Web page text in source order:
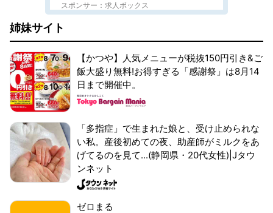
スポンサー：求人ボックス
姉妹サイト
【かつや】人気メニューが税抜150円引き&ご
飯大盛り無料!お得すぎる「感謝祭」は8月14
日まで開催中。
「多指症」で生まれた娘と、受け止められな
い私。産後初めての夜、助産師がミルクをあ
げてるのを見て...(静岡県・20代女性)|Jタウ
ンネット
ゼロまる